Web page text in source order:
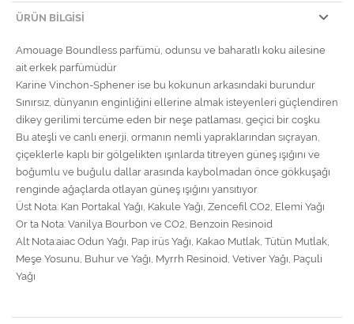
ÜRÜN BILGISI
Amouage Boundless parfümü, odunsu ve baharatlı koku ailesine
ait erkek parfümüdür
Karine Vinchon-Sphener ise bu kokunun arkasındaki burundur
Sınırsız, dünyanın enginliğini ellerine almak isteyenleri güçlendiren
dikey gerilimi tercüme eden bir neşe patlaması, geçici bir coşku
Bu ateşli ve canlı enerji, ormanın nemli yapraklarından sıçrayan,
çiçeklerle kaplı bir gölgelikten ışınlarda titreyen güneş ışığını ve
boğumlu ve buğulu dallar arasında kaybolmadan önce gökkuşağı
renginde ağaçlarda otlayan güneş ışığını yansıtıyor
Üst Nota: Kan Portakal Yağı, Kakule Yağı, Zencefil CO2, Elemi Yağı
Or ta Nota: Vanilya Bourbon ve CO2, Benzoin Resinoid
Alt Nota:aiac Odun Yağı, Pap irüs Yağı, Kakao Mutlak, Tütün Mutlak,
Meşe Yosunu, Buhur ve Yağı, Myrrh Resinoid, Vetiver Yağı, Paçuli
Yağı